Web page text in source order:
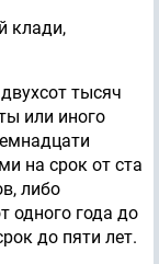
клади,
тысяч
или иного
на срок от ста
либо
одного года до
до пяти лет.